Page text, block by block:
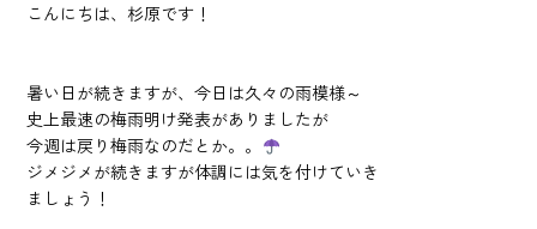
こんにちは、杉原です！
暑い日が続きますが、今日は久々の雨模様～
史上最速の梅雨明け発表がありましたが
今週は戻り梅雨なのだとか。。
ジメジメが続きますが体調には気を付けていき
ましょう！